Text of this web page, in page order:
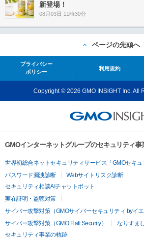
新登場！
08月03日 11時30分
ページの先頭へ
プライバシー
ポリシー
利用規約
Copyright © 2026 GMO INSIGHT Inc. All
GMOインターネットグループのセキュリティ事
世界初総合ネットセキュリティサービス「GMOセキュ
パスワード漏洩診断
Webサイトリスク診断
セキュリティ相談AIチャットボット
実在証明・盗聴対策
サイバー攻撃対策（GMOサイバーセキュリティ byイエ
サイバー攻撃対策（GMO Flatt Security）
なりすま
セキュリティ事業の軌跡